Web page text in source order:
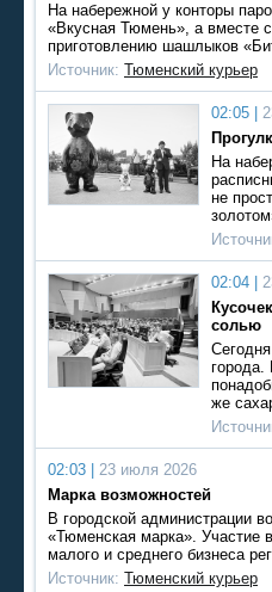
На набережной у конторы
«Вкусная Тюмень», а вместе
приготовлению шашлыков
Источник: Тюменский курьер
02:05 |
На
не
02:04 |
солью
же
02:03 |
23 июля 2026
Марка возможностей
В городской администрации
«Тюменская марка». Участие
малого и среднего бизнеса
Источник: Тюменский курьер